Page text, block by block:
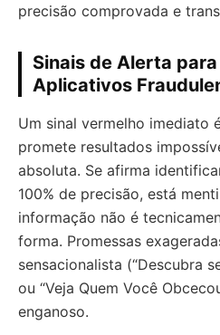
precisão comprovada e
Sinais de Alerta
Aplicativos
Um sinal vermelho imediato
promete resultados
absoluta. Se afirma
100% de precisão, está
informação não é
forma. Promessas
sensacionalista (“Descubra
ou “Veja Quem Você
enganoso.